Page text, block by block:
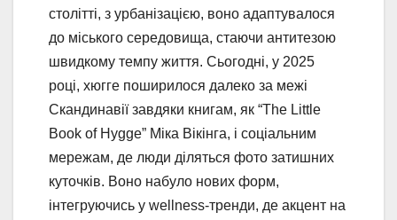
столітті, з урбанізацією, воно адаптувалося
до міського середовища, стаючи антитезою
швидкому темпу життя. Сьогодні, у 2025
році, хюгге поширилося далеко за межі
Скандинавії завдяки книгам, як “The Little
Book of Hygge” Міка Вікінга, і соціальним
мережам, де люди діляться фото затишних
куточків. Воно набуло нових форм,
інтегруючись у wellness-тренди, де акцент на